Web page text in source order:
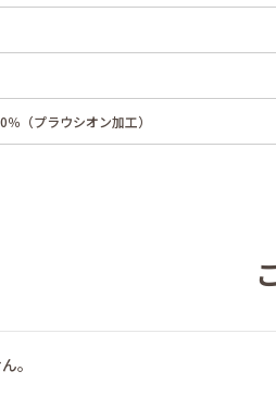
（プラウシオン加工）
。